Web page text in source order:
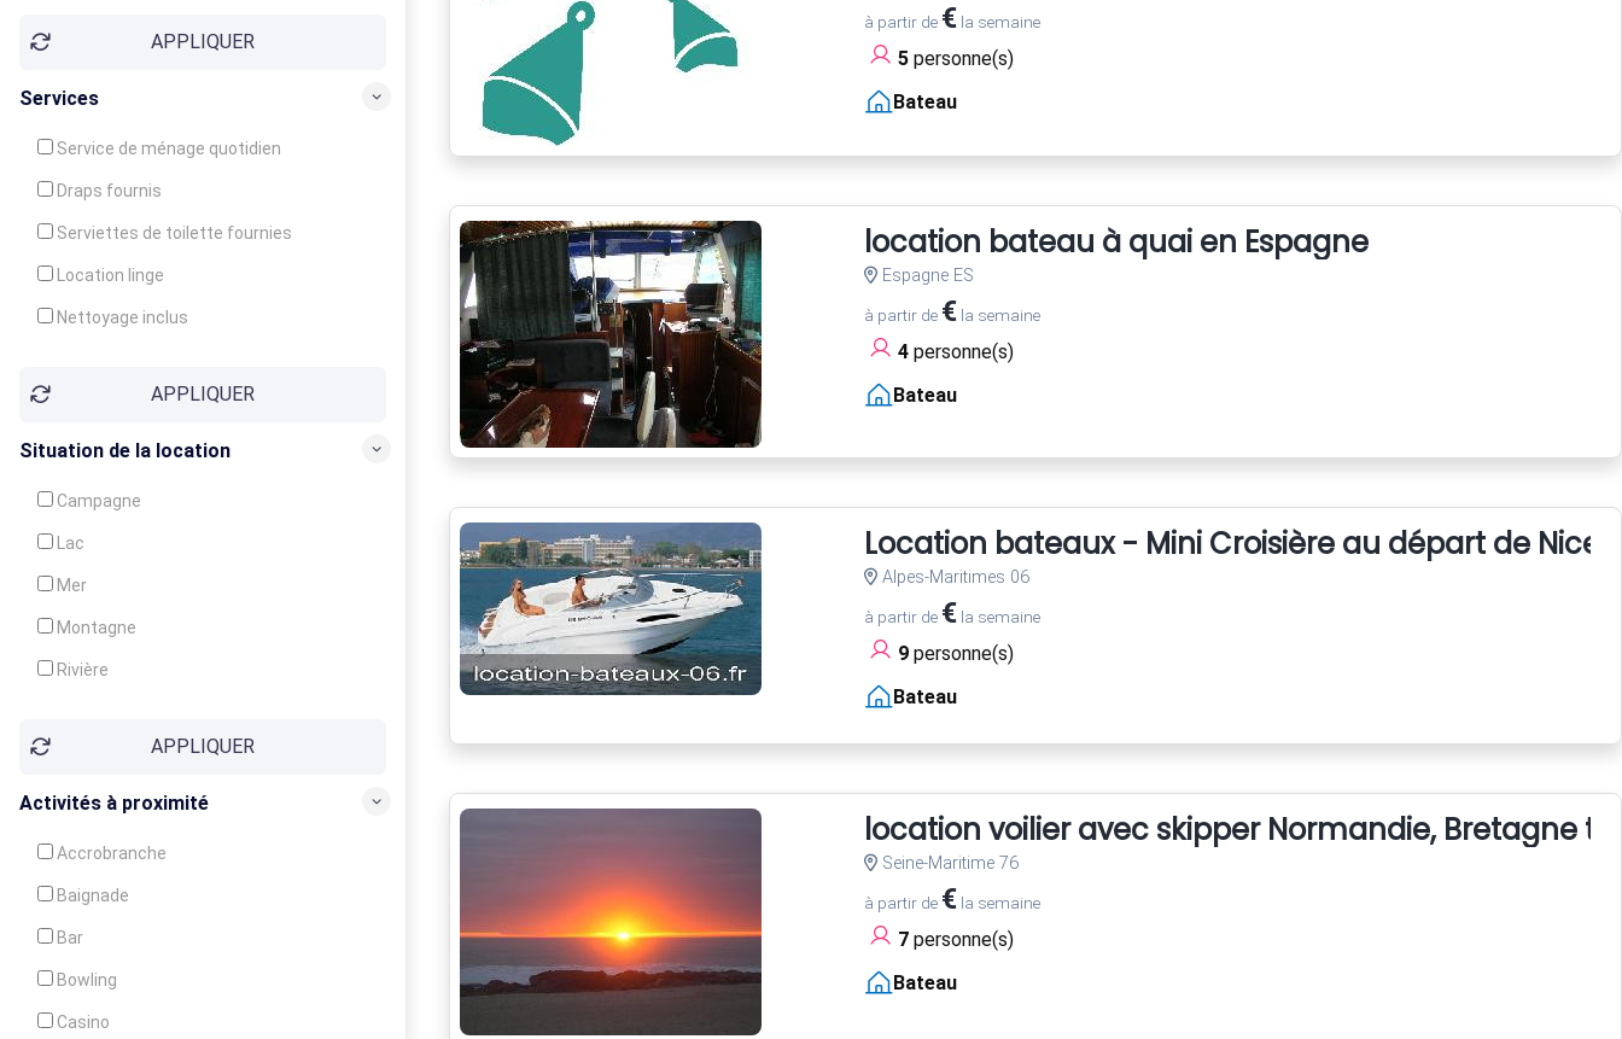
APPLIQUER
Services
Service de ménage quotidien
Draps fournis
Serviettes de toilette fournies
Location linge
Nettoyage inclus
Garde d'enfants
Crèche
APPLIQUER
Situation de la location
Campagne
Lac
Mer
Montagne
Rivière
APPLIQUER
Activités à proximité
Accrobranche
Baignade
Bar
Bowling
Casino
à partir de €la semaine
5personne(s)
Bateau
location bateau à quai en Espagne
Espagne ES
à partir de €la semaine
4personne(s)
Bateau
Location bateaux - Mini Croisière au départ de Nice
Alpes-Maritimes 06
à partir de €la semaine
9personne(s)
Bateau
location voilier avec skipper Normandie, Bretagne
Seine-Maritime 76
à partir de €la semaine
7personne(s)
Bateau